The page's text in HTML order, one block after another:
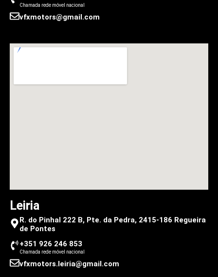
Chamada rede móvel nacional
vfxmotors@gmail.com
Leiria
R. do Pinhal 222 B, Pte. da Pedra, 2415-186 Regueira
de Pontes
+351 926 246 853
Chamada rede móvel nacional
vfxmotors.leiria@gmail.com